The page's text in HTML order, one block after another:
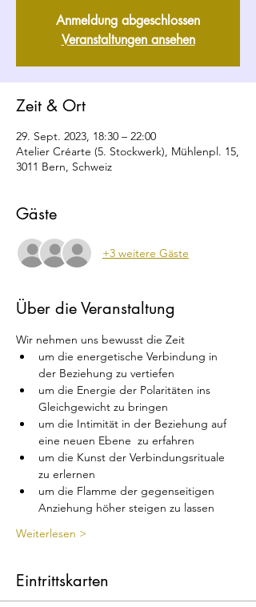
Anmeldung abgeschlossen
Veranstaltungen ansehen
Zeit & Ort
29. Sept. 2023, 18:30 – 22:00
Atelier Créarte (5. Stockwerk), Mühlenpl. 15,
3011 Bern, Schweiz
Gäste
+3 weitere Gäste
Über die Veranstaltung
Wir nehmen uns bewusst die Zeit
um die energetische Verbindung in
der Beziehung zu vertiefen
um die Energie der Polaritäten ins
Gleichgewicht zu bringen
um die Intimität in der Beziehung auf
eine neuen Ebene  zu erfahren
um die Kunst der Verbindungsrituale
zu erlernen
um die Flamme der gegenseitigen
Anziehung höher steigen zu lassen
Weiterlesen >
Eintrittskarten